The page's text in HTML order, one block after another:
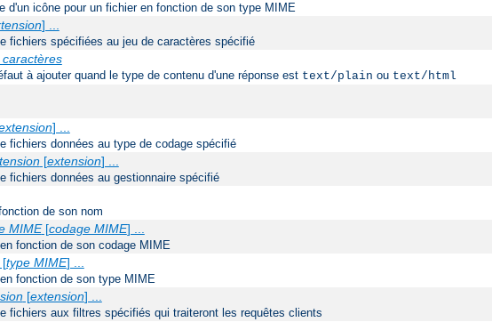
d'un icône pour un fichier en fonction de son type MIME
] ...
fichiers spécifiées au jeu de caractères spécifié
à ajouter quand le type de contenu d'une réponse est text/plain ou text/html
] ...
fichiers données au type de codage spécifié
[extension] ...
fichiers données au gestionnaire spécifié
de son nom
MIME[codage MIME] ...
fonction de son codage MIME
type MIME] ...
fonction de son type MIME
[extension] ...
fichiers aux filtres spécifiés qui traiteront les requêtes clients